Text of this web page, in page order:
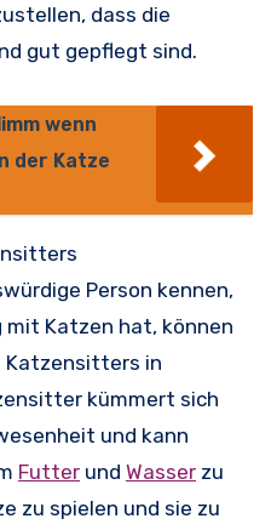
dass die
gut gepflegt sind.
wenn
der Katze
Person kennen,
mit Katzen hat, können
Katzensitters in
kümmert sich
und kann
Futter und Wasser zu
zu spielen und sie zu